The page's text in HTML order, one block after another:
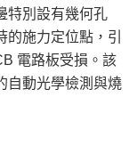
特別設有幾何孔
施力定位點，引
電路板受損。該
自動光學檢測與燒